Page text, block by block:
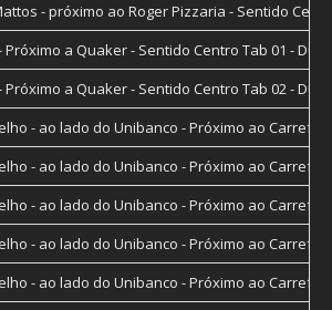
- próximo ao Roger Pizzaria - Sentido
Próximo a Quaker - Sentido Centro Tab 01 -
Próximo a Quaker - Sentido Centro Tab 02 -
- ao lado do Unibanco - Próximo ao
- ao lado do Unibanco - Próximo ao
- ao lado do Unibanco - Próximo ao
- ao lado do Unibanco - Próximo ao
- ao lado do Unibanco - Próximo ao